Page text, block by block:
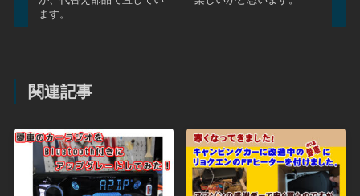
ます。
関連記事